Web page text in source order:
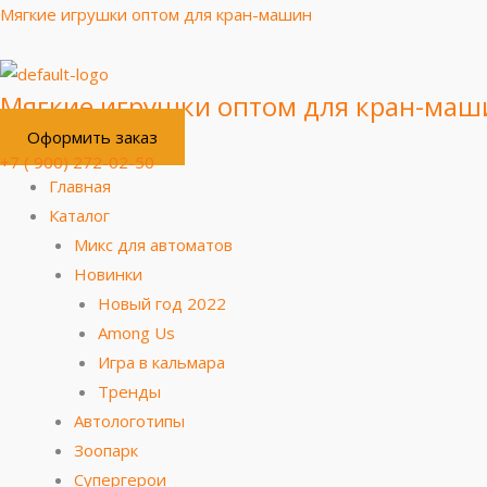
Перейти
содержимому
Мягкие игрушки оптом для кран-машин
Мягкие игрушки оптом для кран-
Оформить заказ
+7 ( 900) 272-02-50
Меню
Главная
Каталог
Микс для автоматов
Новинки
Новый год 2022
Among Us
Игра в кальмара
Тренды
Автологотипы
Зоопарк
Супергерои